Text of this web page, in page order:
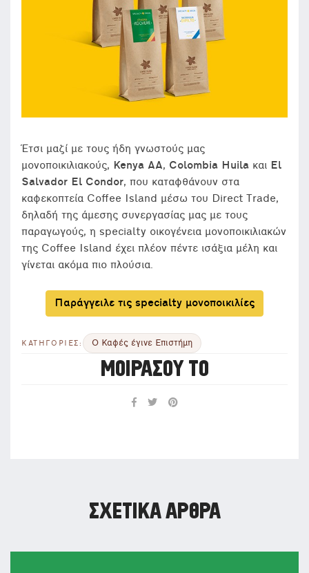
Έτσι μαζί με τους ήδη γνωστούς μας
μονοποικιλιακούς, Kenya AA, Colombia Huila και El
Salvador El Condor, που καταφθάνουν στα
καφεκοπτεία Coffee Island μέσω του Direct Trade,
δηλαδή της άμεσης συνεργασίας μας με τους
παραγωγούς, η specialty οικογένεια μονοποικιλιακών
της Coffee Island έχει πλέον πέντε ισάξια μέλη και
γίνεται ακόμα πιο πλούσια.
Παράγγειλε τις specialty μονοποικιλίες
ΚΑΤΗΓΟΡΙΕΣ: Ο Καφές έγινε Επιστήμη
ΜΟΙΡΑΣΟΥ ΤΟ
ΣΧΕΤΙΚΑ ΑΡΘΡΑ